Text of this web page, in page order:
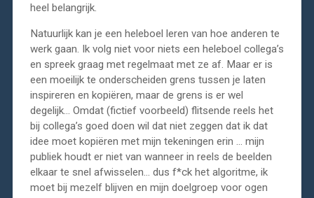
heel belangrijk.
Natuurlijk kan je een heleboel leren van hoe anderen te
werk gaan. Ik volg niet voor niets een heleboel collega’s
en spreek graag met regelmaat met ze af. Maar er is
een moeilijk te onderscheiden grens tussen je laten
inspireren en kopiëren, maar de grens is er wel
degelijk… Omdat (fictief voorbeeld) flitsende reels het
bij collega’s goed doen wil dat niet zeggen dat ik dat
idee moet kopiëren met mijn tekeningen erin … mijn
publiek houdt er niet van wanneer in reels de beelden
elkaar te snel afwisselen… dus f*ck het algoritme, ik
moet bij mezelf blijven en mijn doelgroep voor ogen